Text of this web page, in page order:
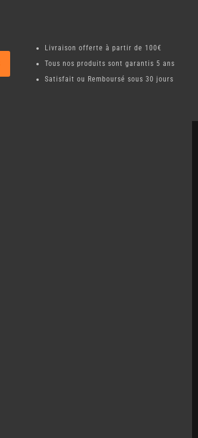
Livraison offerte à partir de 100€
Tous nos produits sont garantis 5 ans
Satisfait ou Remboursé sous 30 jours